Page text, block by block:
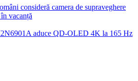
consideră camera de supraveghere
vacanță
aduce QD-OLED 4K la 165 Hz